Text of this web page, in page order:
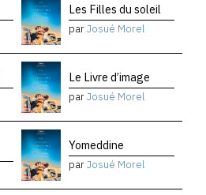
Les Filles du soleil
parJosué Morel
Le Livre d’image
parJosué Morel
Yomeddine
parJosué Morel